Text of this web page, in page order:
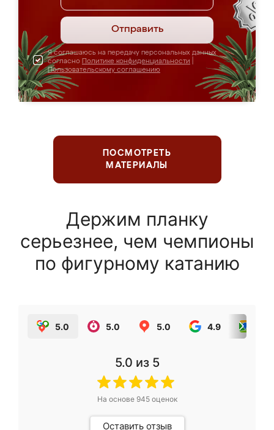
Отправить
Я соглашаюсь на передачу персональных данных
согласно Политике конфиденциальности
Пользовательскому соглашению
ПОСМОТРЕТЬ
МАТЕРИАЛЫ
Держим планку
серьезнее, чем чемпионы
по фигурному катанию
5.0 5.0 5.0 4.9
5.0 из 5
На основе 945оценок
Оставить отзыв